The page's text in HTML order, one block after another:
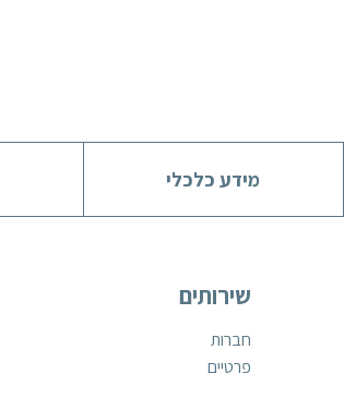
מידע כלכלי
שירותים
חברות
פרטיים